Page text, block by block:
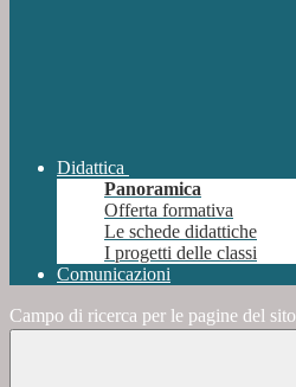
Didattica
Panoramica
Offerta formativa
Le schede didattiche
I progetti delle classi
Comunicazioni
Campo di ricerca per le pagine del sito